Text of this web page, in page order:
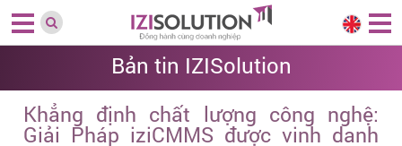
Bản tin IZISolution
Khẳng định chất lượng công nghệ:
Giải Pháp iziCMMS được vinh danh